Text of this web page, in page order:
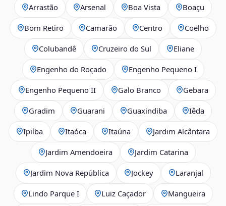
Arrastão Arsenal Boa Vista Boaçu
Bom Retiro Camarão Centro Coelho
Colubandê Cruzeiro do Sul Eliane
Engenho do Roçado Engenho Pequeno I
Engenho Pequeno II Galo Branco Gebara
Gradim Guarani Guaxindiba Iêda
Ipiíba Itaóca Itaúna Jardim Alcântara
Jardim Amendoeira Jardim Catarina
Jardim Nova República Jockey Laranjal
Lindo Parque I Luiz Caçador Mangueira